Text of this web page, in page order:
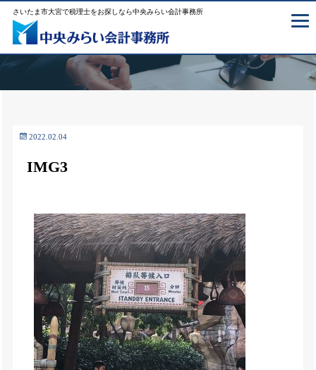
さいたま市大宮で税理士をお探しなら中央みらい会計事務所
2022.02.04
IMG3